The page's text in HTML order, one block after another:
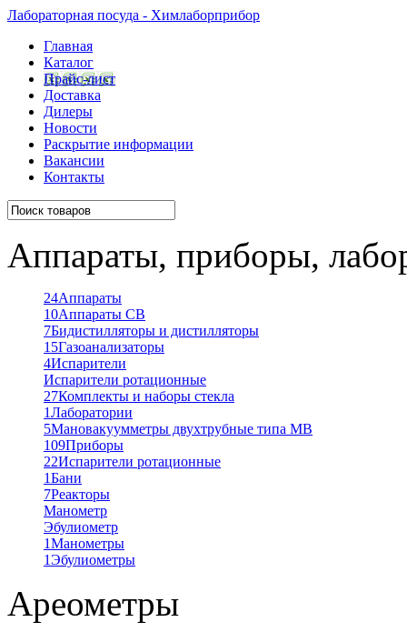
Лабораторная посуда - Химлаборприбор
Главная
Каталог
Прайс-лист
Доставка
Дилеры
Новости
Раскрытие информации
Вакансии
Контакты
Аппараты, приборы,
24Аппараты
10Аппараты СВ
7Бидистилляторы и дистилляторы
15Газоанализаторы
4Испарители
Испарители ротационные
27Комплекты и наборы стекла
1Лаборатории
5Мановакуумметры двухтрубные типа МВ
109Приборы
22Испарители ротационные
1Бани
7Реакторы
Манометр
Эбулиометр
1Манометры
1Эбулиометры
Ареометры